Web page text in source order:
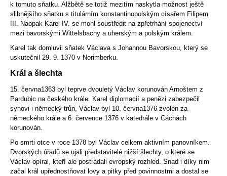
k tomuto sňatku. Alžbětě se totiž mezitím naskytla možnost ještě
slibnějšího sňatku s titulárním konstantinopolským císařem Filipem
III. Naopak Karel IV. se mohl soustředit na zpřetrhání spojenectví
mezi bavorskými Wittelsbachy a uherským a polským králem.
Karel tak domluvil sňatek Václava s Johannou Bavorskou, který se
uskutečnil 29. 9. 1370 v Norimberku.
Král a šlechta
15. června1363 byl teprve dvouletý Václav korunován Arnoštem z
Pardubic na českého krále. Karel diplomacií a penězi zabezpečil
synovi i německý trůn, Václav byl 10. června1376 zvolen za
německého krále a 6. července 1376 v katedrále v Cáchách
korunován.
Po smrti otce v roce 1378 byl Václav celkem aktivním panovníkem.
Dvorských úřadů se ujali představitelé nižší šlechty, o které se
Václav opíral, kteří ale postrádali evropský rozhled. Snad i díky nim
začal král upřednostňovat lovy a pitky před povinnostmi a dostal se